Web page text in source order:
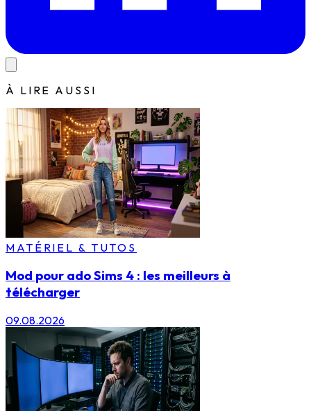
À LIRE AUSSI
MATÉRIEL & TUTOS
Mod pour ado Sims 4 : les meilleurs à
télécharger
09.08.2026